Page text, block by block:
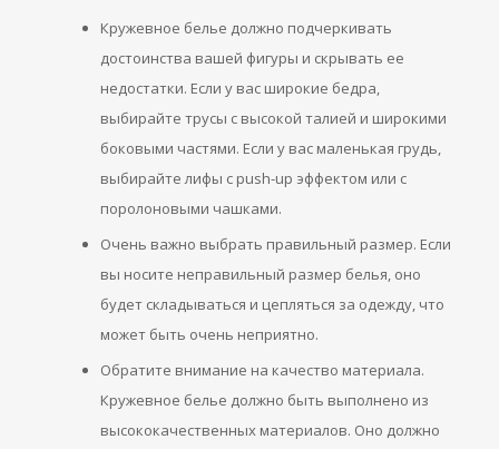
Кружевное белье должно подчеркивать
достоинства вашей фигуры и скрывать ее
недостатки. Если у вас широкие бедра,
выбирайте трусы с высокой талией и широкими
боковыми частями. Если у вас маленькая грудь,
выбирайте лифы с push-up эффектом или с
поролоновыми чашками.
Очень важно выбрать правильный размер. Если
вы носите неправильный размер белья, оно
будет складываться и цепляться за одежду, что
может быть очень неприятно.
Обратите внимание на качество материала.
Кружевное белье должно быть выполнено из
высококачественных материалов. Оно должно